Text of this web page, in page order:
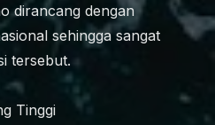
dirancang dengan
sehingga sangat
tersebut.
Tinggi